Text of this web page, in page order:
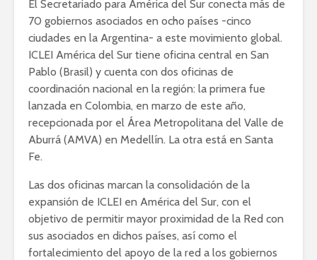
El Secretariado para América del Sur conecta más de
70 gobiernos asociados en ocho países -cinco
ciudades en la Argentina- a este movimiento global.
ICLEI América del Sur tiene oficina central en San
Pablo (Brasil) y cuenta con dos oficinas de
coordinación nacional en la región: la primera fue
lanzada en Colombia, en marzo de este año,
recepcionada por el Área Metropolitana del Valle de
Aburrá (AMVA) en Medellín. La otra está en Santa
Fe.
Las dos oficinas marcan la consolidación de la
expansión de ICLEI en América del Sur, con el
objetivo de permitir mayor proximidad de la Red con
sus asociados en dichos países, así como el
fortalecimiento del apoyo de la red a los gobiernos